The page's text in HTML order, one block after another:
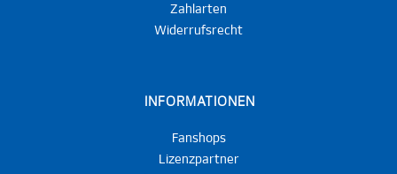
Zahlarten
Widerrufsrecht
INFORMATIONEN
Fanshops
Lizenzpartner